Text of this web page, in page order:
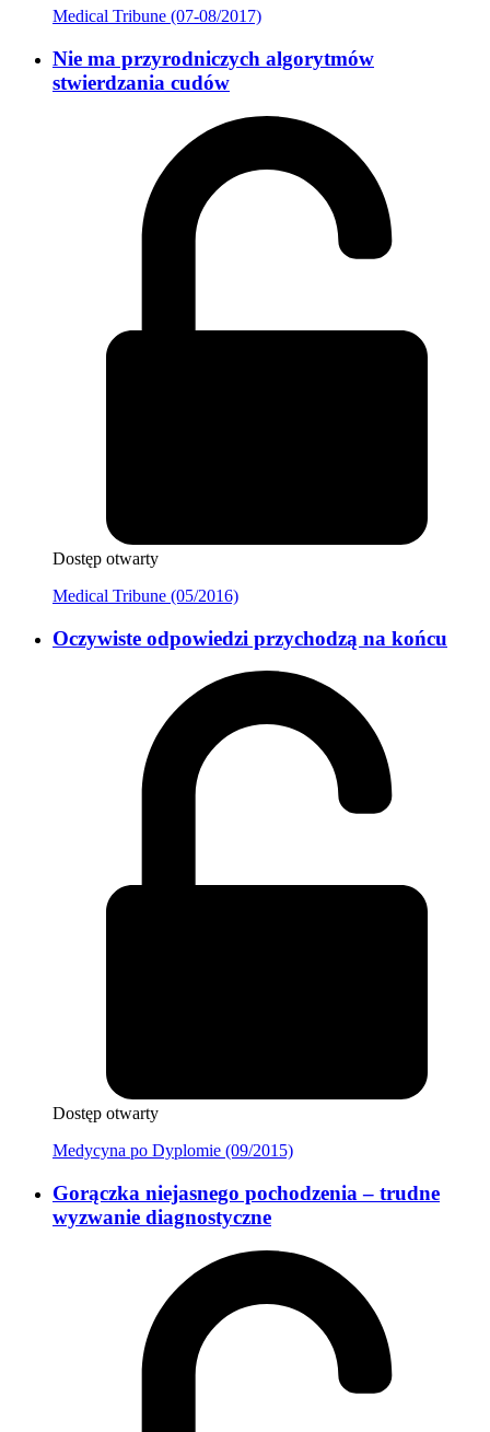
Medical Tribune (07-08/2017)
Nie ma przyrodniczych algorytmów
stwierdzania cudów
Dostęp otwarty
Medical Tribune (05/2016)
Oczywiste odpowiedzi przychodzą na końcu
Dostęp otwarty
Medycyna po Dyplomie (09/2015)
Gorączka niejasnego pochodzenia – trudne
wyzwanie diagnostyczne